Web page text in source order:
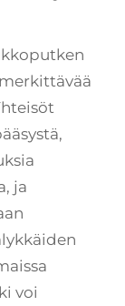
ja
voi